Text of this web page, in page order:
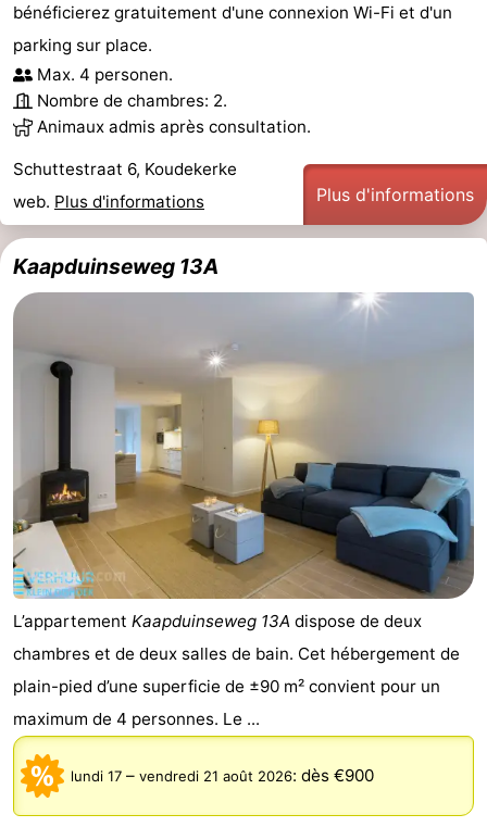
bénéficierez gratuitement d'une connexion Wi-Fi et d'un
parking sur place.
Max. 4 personen.
Nombre de chambres: 2.
Animaux admis après consultation.
Schuttestraat 6, Koudekerke
web. Plus d'informations Plus d'informations
Kaapduinseweg 13A
L’appartement Kaapduinseweg 13A dispose de deux
chambres et de deux salles de bain. Cet hébergement de
plain-pied d’une superficie de ±90 m² convient pour un
maximum de 4 personnes. Le ...
lundi 17 – vendredi 21 août 2026: dès €900